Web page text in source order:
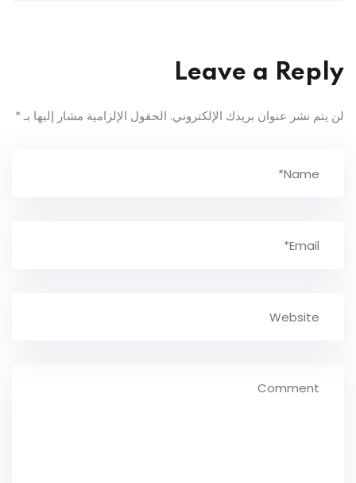
Leave a Reply
لن يتم نشر عنوان بريدك الإلكتروني. الحقول الإلزامية مشار إليها بـ *